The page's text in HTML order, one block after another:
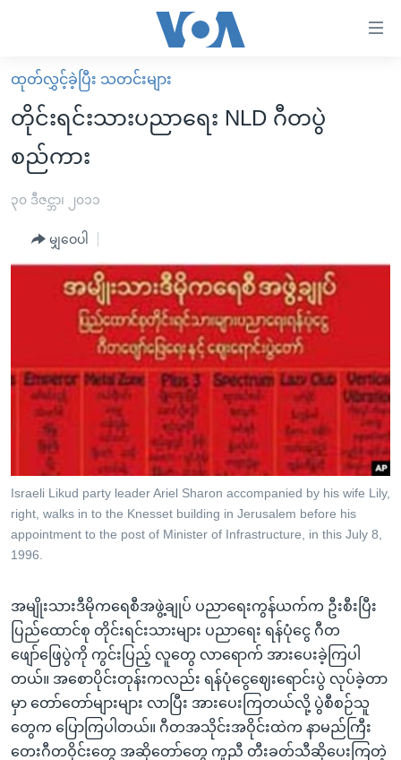
လွယ်ကူ
စေ
သည့်
Link
များ
အကြောင်းအရာ
ပင်မ
စာမျက်နှာ
သို့
ရန်
ရန်
နေရာ
သို့
ကျော်
ရန်
မူလစာမျက်နှာ
မြန်မာ
ကမ္ဘာ့သတင်းများ
နိုင်ငံတကာ
အစ္စရေး-ပါလက်စတိုင်း
ဗွီဒီယို
ရပ်ဝန်းတခု လမ်းတခု အလွန်
အင်္ဂလိပ်စာလေ့လာမယ်
အမေရိကန်သုံးအီဒီယံ
မကြေးမုံရဲ့ အင်္ဂလိပ်စာ
ရုပ်ရှင်ထဲက အင်္ဂလိပ်စာ
သုတပဒေသာ အင်္ဂလိပ်စာ
အပတ်စဉ်ကဏ္ဍများ
တီဗွီ
ရေဒီယိုနှင့်ရုပ်သံ အချက်အလက်များ
ရေဒီယို/တီဗွီအစီအစဉ်
Learning English
ဗွီအိုအေ လူမှုကွန်ယက်များ
ထုတ်လွှင့်ခဲ့ပြီး သတင်းများ
တိုင်းရင်းသားပညာရေး NLD ဂီတပွဲ
စည်ကား
၃၀ ဒီဇင္ဘာ၊ ၂၀၁၁
မျှဝေပါ
Israeli Likud party leader Ariel Sharon accompanied by his wife Lily,
right, walks in to the Knesset building in Jerusalem before his
appointment to the post of Minister of Infrastructure, in this July 8,
1996.
အမျိုးသားဒီမိုကရေစီအဖွဲ့ချုပ် ပညာရေးကွန်ယက်က ဦးစီးပြီး
ပြည်ထောင်စု တိုင်းရင်းသားများ ပညာရေး ရန်ပုံငွေ ဂီတ
ဖျော်ဖြေပွဲကို ကွင်းပြည့် လူတွေ လာရောက် အားပေးခဲ့ကြပါ
တယ်။ အစောပိုင်းတုန်းကလည်း ရန်ပုံငွေဈေးရောင်းပွဲ လုပ်ခဲ့တာ
မှာ တော်တော်များများ လာပြီး အားပေးကြတယ်လို့ ပွဲစီစဉ်သူ
တွေက ပြောကြပါတယ်။ ဂီတအသိုင်းအဝိုင်းထဲက နာမည်ကြီး
တေးဂီတဝိုင်းတွေ အဆိုတော်တွေ ကူညီ တီးခတ်သီဆိုပေးကြတဲ့